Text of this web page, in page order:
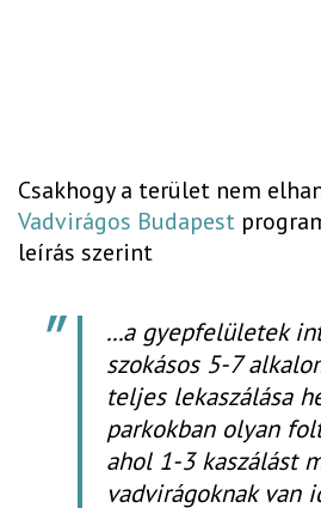
Csakhogy a terület nem
Vadvirágos Budapest
leírás szerint
...a gyepfelületek
szokásos 5-7
teljes lekaszálása
parkokban olyan
ahol 1-3 kaszálást
vadvirágoknak van